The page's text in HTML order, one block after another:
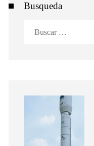
Busqueda